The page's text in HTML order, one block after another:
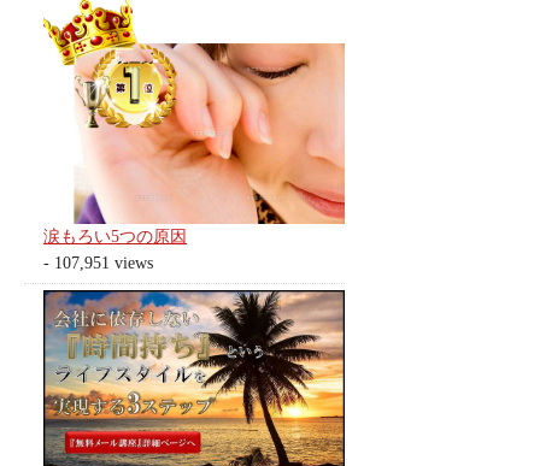
涙もろい5つの原因
- 107,951 views